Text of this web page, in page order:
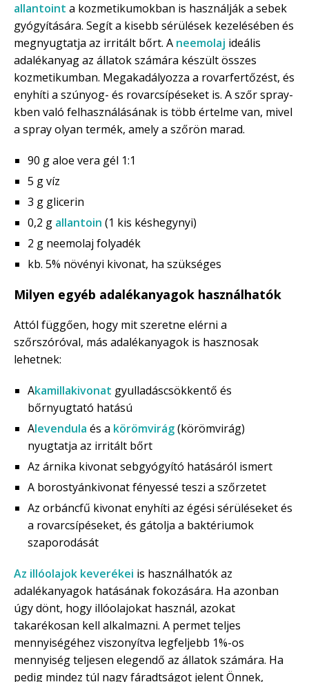
allantoint a kozmetikumokban is használják a sebek
gyógyítására. Segít a kisebb sérülések kezelésében és
megnyugtatja az irritált bőrt. A neemolaj ideális
adalékanyag az állatok számára készült összes
kozmetikumban. Megakadályozza a rovarfertőzést, és
enyhíti a szúnyog- és rovarcsípéseket is. A szőr spray-
kben való felhasználásának is több értelme van, mivel
a spray olyan termék, amely a szőrön marad.
90 g aloe vera gél 1:1
5 g víz
3 g glicerin
0,2 g allantoin (1 kis késhegynyi)
2 g neemolaj folyadék
kb. 5% növényi kivonat, ha szükséges
Milyen egyéb adalékanyagok használhatók
Attól függően, hogy mit szeretne elérni a
szőrszóróval, más adalékanyagok is hasznosak
lehetnek:
Akamillakivonat gyulladáscsökkentő és
bőrnyugtató hatású
Alevendula és a körömvirág(körömvirág)
nyugtatja az irritált bőrt
Az árnika kivonat sebgyógyító hatásáról ismert
A borostyánkivonat fényessé teszi a szőrzetet
Az orbáncfű kivonat enyhíti az égési sérüléseket és
a rovarcsípéseket, és gátolja a baktériumok
szaporodását
Az illóolajok keverékei is használhatók az
adalékanyagok hatásának fokozására. Ha azonban
úgy dönt, hogy illóolajokat használ, azokat
takarékosan kell alkalmazni. A permet teljes
mennyiségéhez viszonyítva legfeljebb 1%-os
mennyiség teljesen elegendő az állatok számára. Ha
pedig mindez túl nagy fáradtságot jelent Önnek,